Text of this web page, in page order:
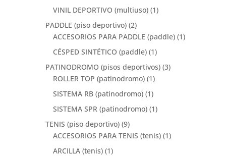
VINIL DEPORTIVO (multiuso) (1)
PADDLE (piso deportivo) (2)
ACCESORIOS PARA PADDLE (paddle) (1)
CÉSPED SINTÉTICO (paddle) (1)
PATINODROMO (pisos deportivos) (3)
ROLLER TOP (patinodromo) (1)
SISTEMA RB (patinodromo) (1)
SISTEMA SPR (patinodromo) (1)
TENIS (piso deportivo) (9)
ACCESORIOS PARA TENIS (tenis) (1)
ARCILLA (tenis) (1)